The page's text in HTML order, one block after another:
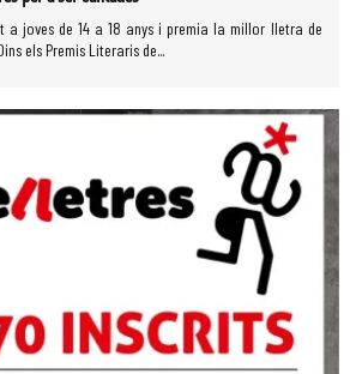
a joves de 14 a 18 anys i premia la millor lletra de
els Premis Literaris de...